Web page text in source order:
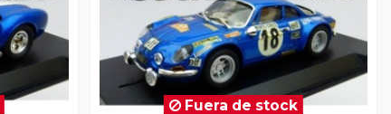
Fuera de stock